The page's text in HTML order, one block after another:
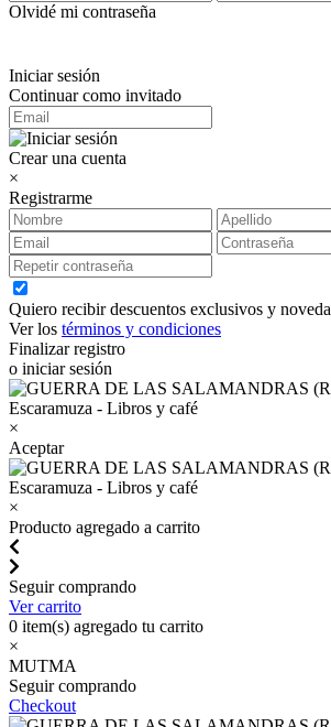
Olvidé mi contraseña
Iniciar sesión
Continuar como invitado
Crear una cuenta
×
Registrarme
Quiero recibir descuentos exclusivos y
Ver los términos y condiciones
Finalizar registro
o iniciar sesión
×
Aceptar
×
Producto agregado a carrito
Seguir comprando
Ver carrito
0 item(s) agregado tu carrito
×
MUTMA
Seguir comprando
Checkout